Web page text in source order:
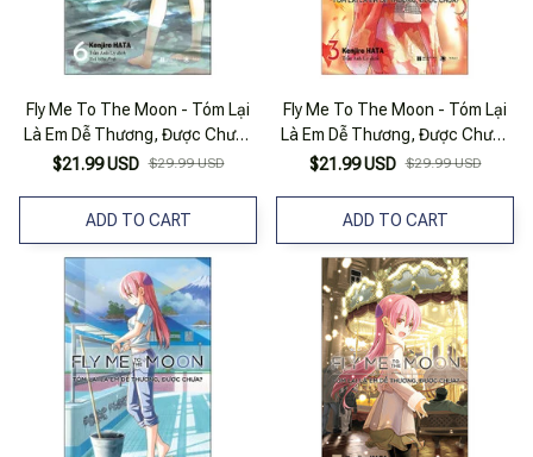
Fly Me To The Moon - Tóm Lại
Là Em Dễ Thương, Được Chưa?
- Tập 6 (Tái Bản 2025)
$21.99 USD $29.99 USD
ADD TO CART
Fly Me To The Moon - Tóm Lại
Là Em Dễ Thương, Được Chưa?
- Tập 3 (Tái Bản 2025)
$21.99 USD $29.99 USD
ADD TO CART